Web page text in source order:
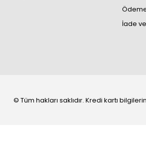
İade
© Tüm hakları saklıdır. Kredi kartı